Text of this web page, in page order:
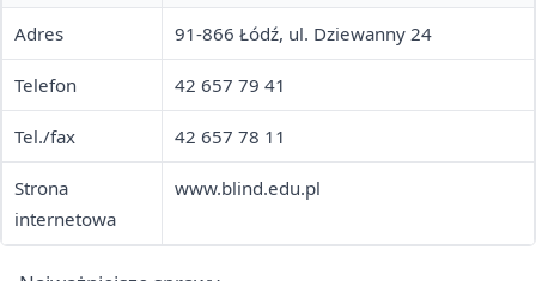
Adres 91-866 Łódź, ul. Dziewanny 24
Telefon 42 657 79 41
Tel./fax 42 657 78 11
Strona
internetowa
www.blind.edu.pl